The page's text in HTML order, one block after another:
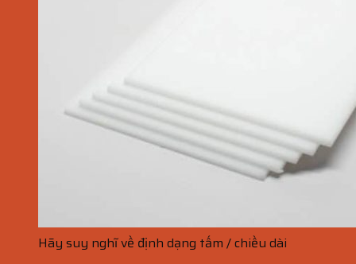
Hãy suy nghĩ về định dạng tấm / chiều dài